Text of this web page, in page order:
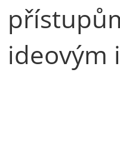
ideovým